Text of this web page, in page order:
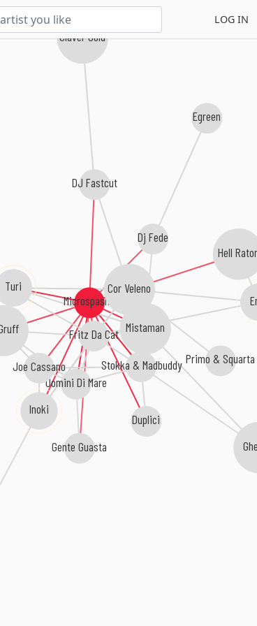
LOG IN
Microspasmi
Uomini Di Mare
Stokka & Madbuddy
Duplici
Turi
Inoki
Cor Veleno
Mistaman
Fritz Da Cat
Joe Cassano
Dj Fede
DJ Fastcut
Hell
Gente Guasta
Egreen
Primo & Squarta
Claver Gold